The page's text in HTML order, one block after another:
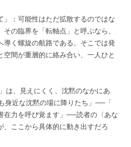
」：可能性はただ拡散するのではな
その臨界を「転軸点」と呼ぶなら、
導く螺旋の航路である。そこでは発
空間が重層的に絡み合い、一人ひと
は、見えにくく、沈黙のなかにあ
身近な沈黙の場に降りたち」──「
在力を呼び覚ます」──読者の〈あな
、ここから具体的に動き出すだろ